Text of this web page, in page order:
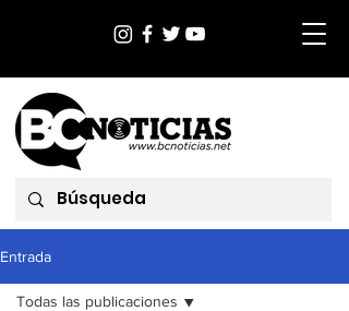
Entrada
Todas las publicaciones